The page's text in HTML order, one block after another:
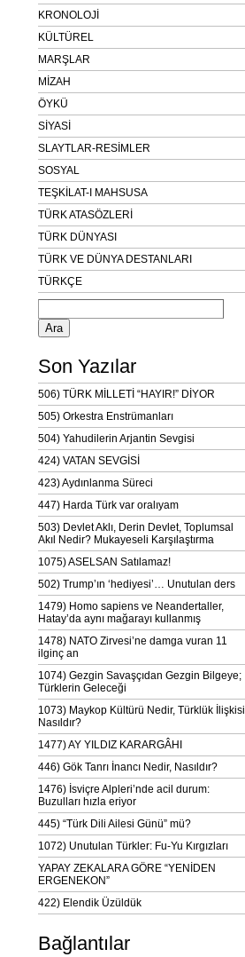
KRONOLOJİ
KÜLTÜREL
MARŞLAR
MİZAH
ÖYKÜ
SİYASİ
SLAYTLAR-RESİMLER
SOSYAL
TEŞKİLAT-I MAHSUSA
TÜRK ATASÖZLERİ
TÜRK DÜNYASI
TÜRK VE DÜNYA DESTANLARI
TÜRKÇE
Arama:
Son Yazılar
506) TÜRK MİLLETİ “HAYIR!” DİYOR
505) Orkestra Enstrümanları
504) Yahudilerin Arjantin Sevgisi
424) VATAN SEVGİSİ
423) Aydınlanma Süreci
447) Harda Türk var oralıyam
503) Devlet Aklı, Derin Devlet, Toplumsal
Akıl Nedir? Mukayeseli Karşılaştırma
1075) ASELSAN Satılamaz!
502) Trump’ın ‘hediyesi’… Unutulan ders
1479) Homo sapiens ve Neandertaller,
Hatay’da aynı mağarayı kullanmış
1478) NATO Zirvesi’ne damga vuran 11
ilginç an
1074) Gezgin Savaşçıdan Gezgin Bilgeye;
Türklerin Geleceği
1073) Maykop Kültürü Nedir, Türklük İlişkisi
Nasıldır?
1477) AY YILDIZ KARARGÂHI
446) Gök Tanrı İnancı Nedir, Nasıldır?
1476) İsviçre Alpleri’nde acil durum:
Buzulları hızla eriyor
445) “Türk Dili Ailesi Günü” mü?
1072) Unutulan Türkler: Fu-Yu Kırgızları
YAPAY ZEKALARA GÖRE “YENİDEN
ERGENEKON”
422) Elendik Üzüldük
Bağlantılar